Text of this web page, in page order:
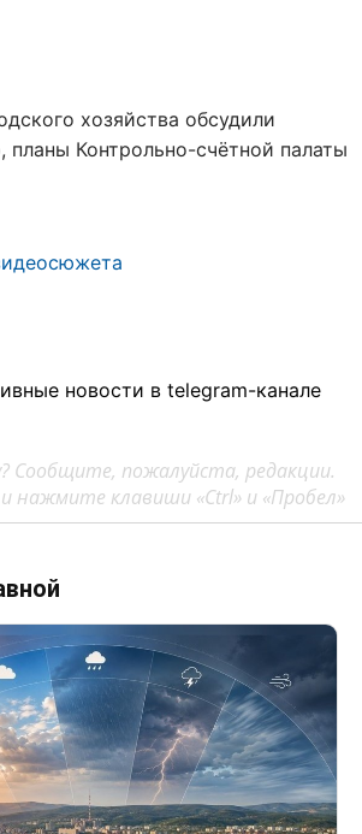
хозяйства обсудили
планы Контрольно-счётной палаты
новости в telegram-канале
Сообщите, пожалуйста, редакции.
нажмите клавиши «Ctrl» и «Пробел»